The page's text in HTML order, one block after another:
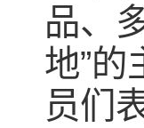
品、
地”的
员们